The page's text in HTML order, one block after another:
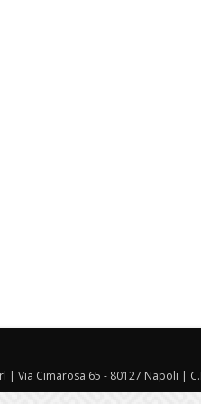
| Via Cimarosa 65 - 80127 Napoli |